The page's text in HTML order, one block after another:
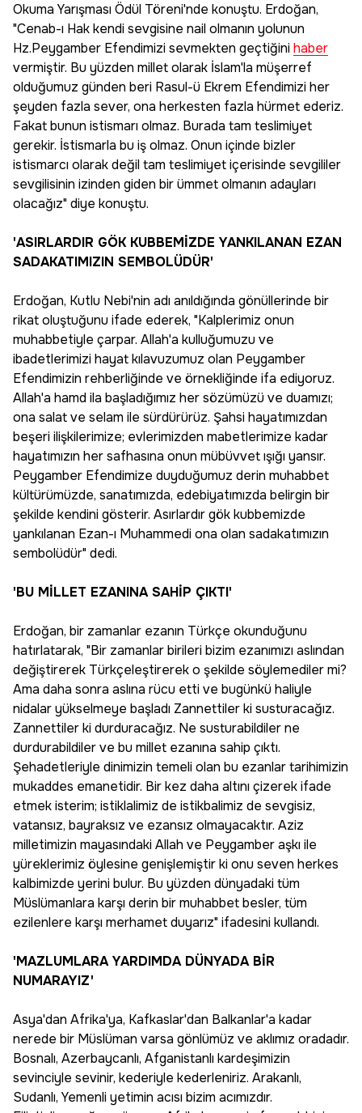
Okuma Yarışması Ödül Töreni'nde konuştu. Erdoğan,
"Cenab-ı Hak kendi sevgisine nail olmanın yolunun
Hz.Peygamber Efendimizi sevmekten geçtiğinihaber
vermiştir. Bu yüzden millet olarak İslam'la müşerref
olduğumuz günden beri Rasul-ü Ekrem Efendimizi her
şeyden fazla sever, ona herkesten fazla hürmet ederiz.
Fakat bunun istismarı olmaz. Burada tam teslimiyet
gerekir. İstismarla bu iş olmaz. Onun içinde bizler
istismarcı olarak değil tam teslimiyet içerisinde sevgililer
sevgilisinin izinden giden bir ümmet olmanın adayları
olacağız" diye konuştu.
'ASIRLARDIR GÖK KUBBEMİZDE YANKILANAN EZAN
SADAKATIMIZIN SEMBOLÜDÜR'
Erdoğan, Kutlu Nebi'nin adı anıldığında gönüllerinde bir
rikat oluştuğunu ifade ederek, "Kalplerimiz onun
muhabbetiyle çarpar. Allah'a kulluğumuzu ve
ibadetlerimizi hayat kılavuzumuz olan Peygamber
Efendimizin rehberliğinde ve örnekliğinde ifa ediyoruz.
Allah'a hamd ila başladığımız her sözümüzü ve duamızı;
ona salat ve selam ile sürdürürüz. Şahsi hayatımızdan
beşeri ilişkilerimize; evlerimizden mabetlerimize kadar
hayatımızın her safhasına onun mübüvvet ışığı yansır.
Peygamber Efendimize duyduğumuz derin muhabbet
kültürümüzde, sanatımızda, edebiyatımızda belirgin bir
şekilde kendini gösterir. Asırlardır gök kubbemizde
yankılanan Ezan-ı Muhammedi ona olan sadakatımızın
sembolüdür" dedi.
'BU MİLLET EZANINA SAHİP ÇIKTI'
Erdoğan, bir zamanlar ezanın Türkçe okunduğunu
hatırlatarak, "Bir zamanlar birileri bizim ezanımızı aslından
değiştirerek Türkçeleştirerek o şekilde söylemediler mi?
Ama daha sonra aslına rücu etti ve bugünkü haliyle
nidalar yükselmeye başladı Zannettiler ki susturacağız.
Zannettiler ki durduracağız. Ne susturabildiler ne
durdurabildiler ve bu millet ezanına sahip çıktı.
Şehadetleriyle dinimizin temeli olan bu ezanlar tarihimizin
mukaddes emanetidir. Bir kez daha altını çizerek ifade
etmek isterim; istiklalimiz de istikbalimiz de sevgisiz,
vatansız, bayraksız ve ezansız olmayacaktır. Aziz
milletimizin mayasındaki Allah ve Peygamber aşkı ile
yüreklerimiz öylesine genişlemiştir ki onu seven herkes
kalbimizde yerini bulur. Bu yüzden dünyadaki tüm
Müslümanlara karşı derin bir muhabbet besler, tüm
ezilenlere karşı merhamet duyarız" ifadesini kullandı.
'MAZLUMLARA YARDIMDA DÜNYADA BİR
NUMARAYIZ'
Asya'dan Afrika'ya, Kafkaslar'dan Balkanlar'a kadar
nerede bir Müslüman varsa gönlümüz ve aklımız oradadır.
Bosnalı, Azerbaycanlı, Afganistanlı kardeşimizin
sevinciyle sevinir, kederiyle kederleniriz. Arakanlı,
Sudanlı, Yemenli yetimin acısı bizim acımızdır.